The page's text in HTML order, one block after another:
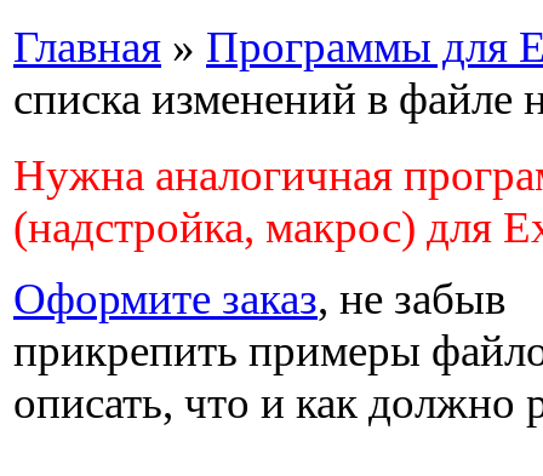
Главная » Программы для
списка изменений в файле
Нужна аналогичная
(надстройка, макрос) для
Оформите заказ, не забыв
прикрепить примеры
описать, что и как должно